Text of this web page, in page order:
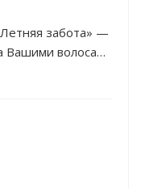
забота» —
волосами
<br>